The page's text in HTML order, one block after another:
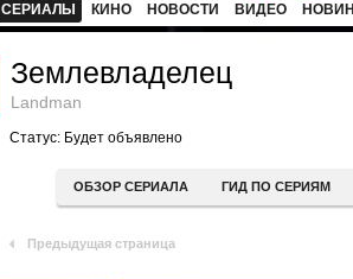
СЕРИАЛЫ КИНО НОВОСТИ ВИДЕО
Землевладелец
Landman
Статус: Будет объявлено
ОБЗОР СЕРИАЛА ГИД ПО СЕРИЯМ
Предыдущая страница